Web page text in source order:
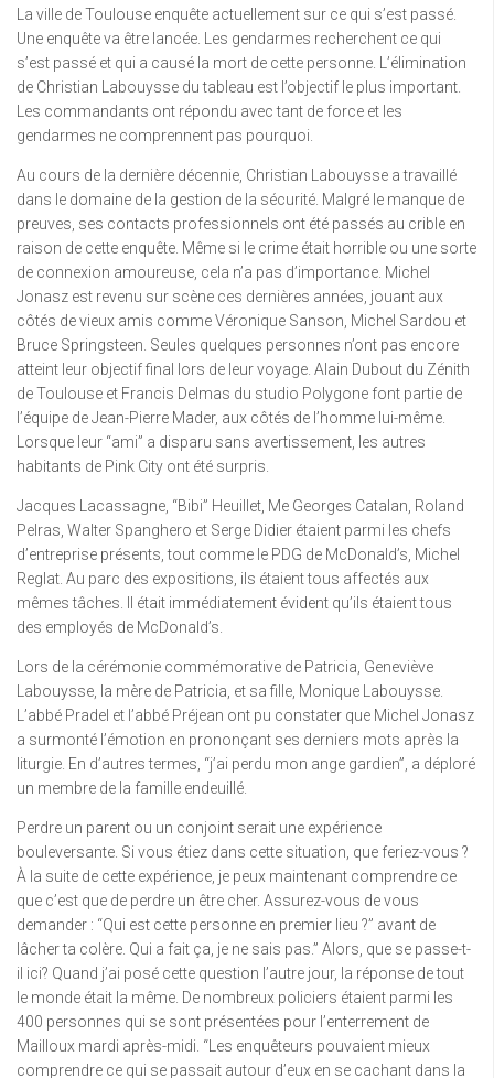
La ville de Toulouse enquête actuellement sur ce qui s’est passé.
Une enquête va être lancée. Les gendarmes recherchent ce qui
s’est passé et qui a causé la mort de cette personne. L’élimination
de Christian Labouysse du tableau est l’objectif le plus important.
Les commandants ont répondu avec tant de force et les
gendarmes ne comprennent pas pourquoi.
Au cours de la dernière décennie, Christian Labouysse a travaillé
dans le domaine de la gestion de la sécurité. Malgré le manque de
preuves, ses contacts professionnels ont été passés au crible en
raison de cette enquête. Même si le crime était horrible ou une sorte
de connexion amoureuse, cela n’a pas d’importance. Michel
Jonasz est revenu sur scène ces dernières années, jouant aux
côtés de vieux amis comme Véronique Sanson, Michel Sardou et
Bruce Springsteen. Seules quelques personnes n’ont pas encore
atteint leur objectif final lors de leur voyage. Alain Dubout du Zénith
de Toulouse et Francis Delmas du studio Polygone font partie de
l’équipe de Jean-Pierre Mader, aux côtés de l’homme lui-même.
Lorsque leur “ami” a disparu sans avertissement, les autres
habitants de Pink City ont été surpris.
Jacques Lacassagne, “Bibi” Heuillet, Me Georges Catalan, Roland
Pelras, Walter Spanghero et Serge Didier étaient parmi les chefs
d’entreprise présents, tout comme le PDG de McDonald’s, Michel
Reglat. Au parc des expositions, ils étaient tous affectés aux
mêmes tâches. Il était immédiatement évident qu’ils étaient tous
des employés de McDonald’s.
Lors de la cérémonie commémorative de Patricia, Geneviève
Labouysse, la mère de Patricia, et sa fille, Monique Labouysse.
L’abbé Pradel et l’abbé Préjean ont pu constater que Michel Jonasz
a surmonté l’émotion en prononçant ses derniers mots après la
liturgie. En d’autres termes, “j’ai perdu mon ange gardien”, a déploré
un membre de la famille endeuillé.
Perdre un parent ou un conjoint serait une expérience
bouleversante. Si vous étiez dans cette situation, que feriez-vous ?
À la suite de cette expérience, je peux maintenant comprendre ce
que c’est que de perdre un être cher. Assurez-vous de vous
demander : “Qui est cette personne en premier lieu ?” avant de
lâcher ta colère. Qui a fait ça, je ne sais pas.” Alors, que se passe-t-
il ici? Quand j’ai posé cette question l’autre jour, la réponse de tout
le monde était la même. De nombreux policiers étaient parmi les
400 personnes qui se sont présentées pour l’enterrement de
Mailloux mardi après-midi. “Les enquêteurs pouvaient mieux
comprendre ce qui se passait autour d’eux en se cachant dans la